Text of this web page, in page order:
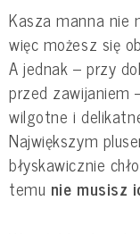
Kasza manna nie
więc możesz się
A jednak – przy
przed zawijaniem
wilgotne i
Największym
błyskawicznie
temu nie musisz